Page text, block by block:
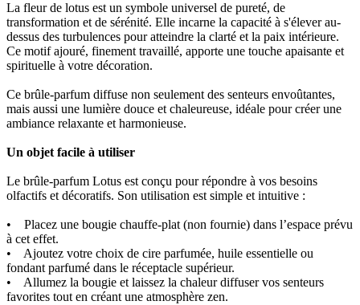
La fleur de lotus est un symbole universel de pureté, de
transformation et de sérénité. Elle incarne la capacité à s'élever au-
dessus des turbulences pour atteindre la clarté et la paix intérieure.
Ce motif ajouré, finement travaillé, apporte une touche apaisante et
spirituelle à votre décoration.
Ce brûle-parfum diffuse non seulement des senteurs envoûtantes,
mais aussi une lumière douce et chaleureuse, idéale pour créer une
ambiance relaxante et harmonieuse.
Un objet facile à utiliser
Le brûle-parfum Lotus est conçu pour répondre à vos besoins
olfactifs et décoratifs. Son utilisation est simple et intuitive :
• Placez une bougie chauffe-plat (non fournie) dans l’espace prévu
à cet effet.
• Ajoutez votre choix de cire parfumée, huile essentielle ou
fondant parfumé dans le réceptacle supérieur.
• Allumez la bougie et laissez la chaleur diffuser vos senteurs
favorites tout en créant une atmosphère zen.